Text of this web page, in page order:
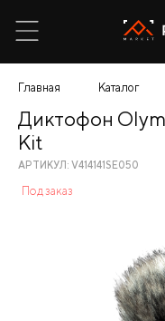
Главная Каталог
Диктофон
Kit
АРТИКУЛ: V414141SE050
Под заказ